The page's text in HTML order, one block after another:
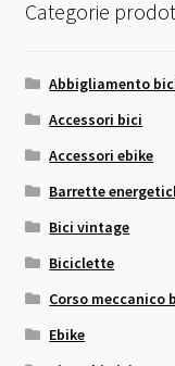
Categorie
Abbigliamento
Accessori bici
Accessori ebike
Barrette
Bici vintage
Biciclette
Corso meccanico
Ebike